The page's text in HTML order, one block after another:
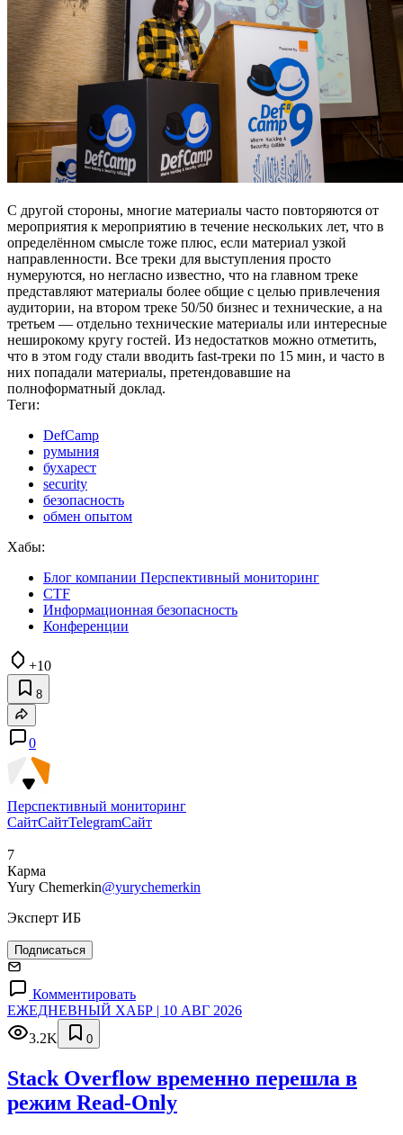
С другой стороны, многие материалы часто повторяются от
мероприятия к мероприятию в течение нескольких лет, что в
определённом смысле тоже плюс, если материал узкой
направленности. Все треки для выступления просто
нумеруются, но негласно известно, что на главном треке
представляют материалы более общие с целью привлечения
аудитории, на втором треке 50/50 бизнес и технические, а на
третьем — отдельно технические материалы или интересные
неширокому кругу гостей. Из недостатков можно отметить,
что в этом году стали вводить fast-треки по 15 мин, и часто в
них попадали материалы, претендовавшие на
полноформатный доклад.
Теги:
DefCamp
румыния
бухарест
security
безопасность
обмен опытом
Хабы:
Блог компании Перспективный мониторинг
CTF
Информационная безопасность
Конференции
+10
8
0
Перспективный мониторинг
СайтСайтTelegramСайт
7
Карма
Yury Chemerkin@yurychemerkin
Эксперт ИБ
Подписаться
Комментировать
ЕЖЕДНЕВНЫЙ ХАБР | 10 АВГ 2026
3.2K
0
Stack Overflow временно перешла в
режим Read-Only